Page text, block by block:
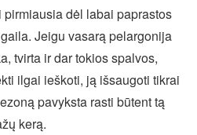
dėl labai paprastos
Jeigu vasarą pelargonija
tvirta ir dar tokios spalvos,
ilgai ieškoti, ją išsaugoti tikrai
pavyksta rasti būtent tą
kerą.